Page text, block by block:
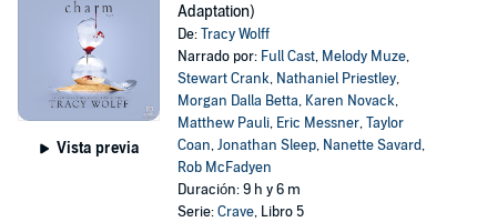
Vista previa
Adaptation)
De:Tracy Wolff
Narrado por: Full Cast, Melody Muze,
Stewart Crank, Nathaniel Priestley,
Morgan Dalla Betta, Karen Novack,
Matthew Pauli, Eric Messner,Taylor
Coan,Jonathan Sleep, Nanette Savard,
Rob McFadyen
Duración: 9 h y 6 m
Serie:Crave, Libro 5